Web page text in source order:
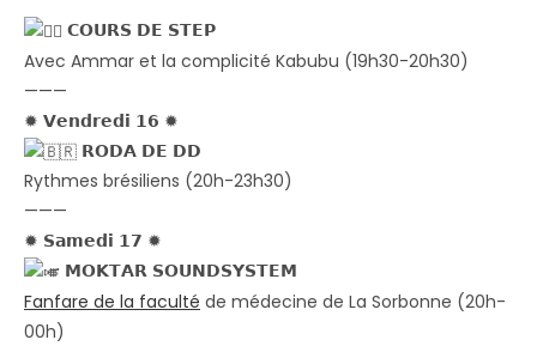
𝗖𝗢𝗨𝗥𝗦 𝗗𝗘 𝗦𝗧𝗘𝗣
Avec Ammar et la complicité Kabubu (19h30-20h30)
———
✹ 𝗩𝗲𝗻𝗱𝗿𝗲𝗱𝗶 𝟭𝟲 ✹
𝗥𝗢𝗗𝗔 𝗗𝗘 𝗗𝗗
Rythmes brésiliens (20h-23h30)
———
✹ 𝗦𝗮𝗺𝗲𝗱𝗶 𝟭𝟳 ✹
𝗠𝗢𝗞𝗧𝗔𝗥 𝗦𝗢𝗨𝗡𝗗𝗦𝗬𝗦𝗧𝗘𝗠
Fanfare de la faculté de médecine de La Sorbonne (20h-
00h)